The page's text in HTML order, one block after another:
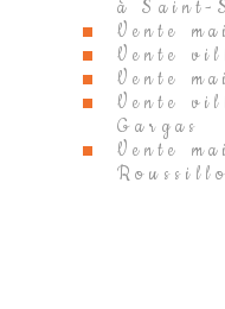
à Saint-
Vente
Vente
Vente
Vente
Gargas
Vente